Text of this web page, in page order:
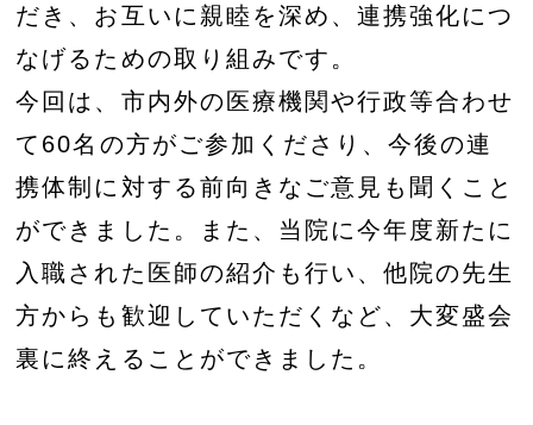
だき、お互いに親睦を深め、連携強化につ
なげるための取り組みです。
今回は、市内外の医療機関や行政等合わせ
て60名の方がご参加くださり、今後の連
携体制に対する前向きなご意見も聞くこと
ができました。また、当院に今年度新たに
入職された医師の紹介も行い、他院の先生
方からも歓迎していただくなど、大変盛会
裏に終えることができました。